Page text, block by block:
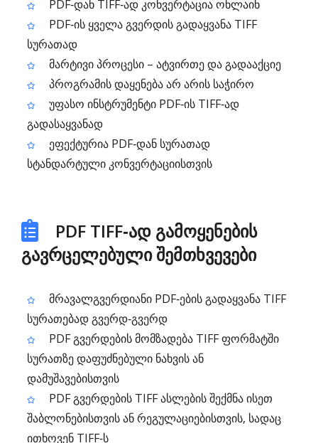
PDF‑დან TIFF‑ად კონვერტაცია ონლაინ
PDF‑ის ყველა გვერდის გადაყვანა TIFF
სურათად
მარტივი პროცესი – ატვირთე და გადააქციე
პროგრამის დაყენება არ არის საჭირო
უფასო ინსტრუმენტი PDF‑ის TIFF‑ად
გადასაყვანად
ეფექტურია PDF‑დან სურათად
სტანდარტული კონვერტაციისთვის
PDF TIFF‑ად გამოყენების
გავრცელებული შემთხვევები
მრავალგვერდიანი PDF‑ების გადაყვანა TIFF
სურათებად გვერდ‑გვერდ
PDF გვერდების მომზადება TIFF ფორმატში
სურათზე დაფუძნებული ნახვის ან
დამუშავებისთვის
PDF გვერდების TIFF ასლების შექმნა ისეთ
შაბლონებისთვის ან რეგულაციებისთვის, სადაც
ითხოვენ TIFF‑ს